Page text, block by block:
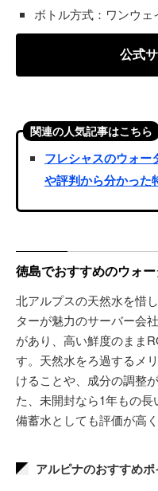
ボトル方式：ワンウェ
公式
関連の人気記事はこちら
フレシャスのウォー
や評判から分かった
徳島でおすすめのウォ
北アルプスの天然水を惜
ターが魅力のサーバー会
があり、高い鮮度のまま
す。天然水をろ過するメ
けることや、成分の調整
た、未開封なら1年もの
備蓄水としても評価が高
アルピナのおすすめポ